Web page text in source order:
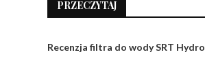
PRZECZYTAJ
Recenzja filtra do wody SRT Hydro